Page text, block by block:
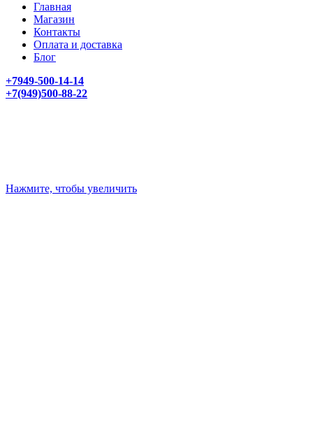
Главная
Магазин
Контакты
Оплата и доставка
Блог
+7949-500-14-14
+7(949)500-88-22
Нажмите, чтобы увеличить